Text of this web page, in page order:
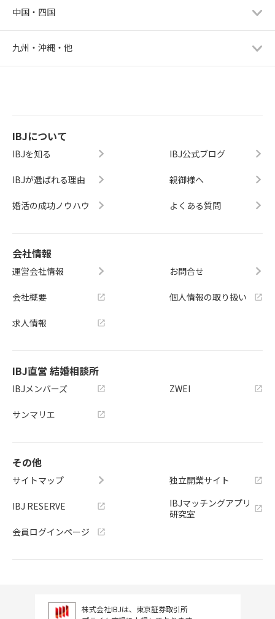
中国・四国
九州・沖縄・他
IBJについて
IBJを知る
IBJが選ばれる理由
婚活の成功ノウハウ
IBJ公式ブログ
親御様へ
よくある質問
会社情報
運営会社情報
会社概要
求人情報
お問合せ
個人情報の取り扱い
IBJ直営 結婚相談所
IBJメンバーズ
サンマリエ
ZWEI
その他
サイトマップ
IBJ RESERVE
会員ログインページ
独立開業サイト
IBJマッチングアプリ
研究室
株式会社IBJは、東京証券取引所